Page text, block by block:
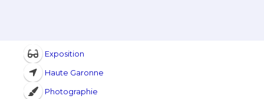
Exposition
Haute Garonne
Photographie